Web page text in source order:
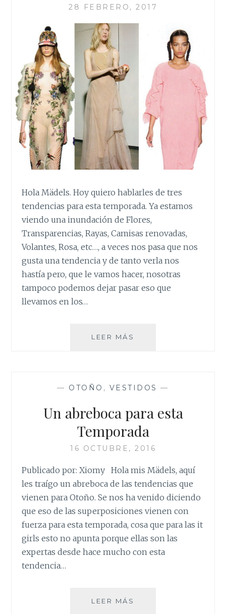
28 FEBRERO, 2017
Hola Mädels. Hoy quiero hablarles de tres
tendencias para esta temporada. Ya estamos
viendo una inundación de Flores,
Transparencias, Rayas, Camisas renovadas,
Volantes, Rosa, etc…, a veces nos pasa que nos
gusta una tendencia y de tanto verla nos
hastía pero, que le vamos hacer, nosotras
tampoco podemos dejar pasar eso que
llevamos en los…
LEER MÁS
— OTOÑO , VESTIDOS —
Un abreboca para esta
Temporada
16 OCTUBRE, 2016
Publicado por: Xiomy Hola mis Mädels, aquí
les traígo un abreboca de las tendencias que
vienen para Otoño. Se nos ha venido diciendo
que eso de las superposiciones vienen con
fuerza para esta temporada, cosa que para las it
girls esto no apunta porque ellas son las
expertas desde hace mucho con esta
tendencia…
LEER MÁS